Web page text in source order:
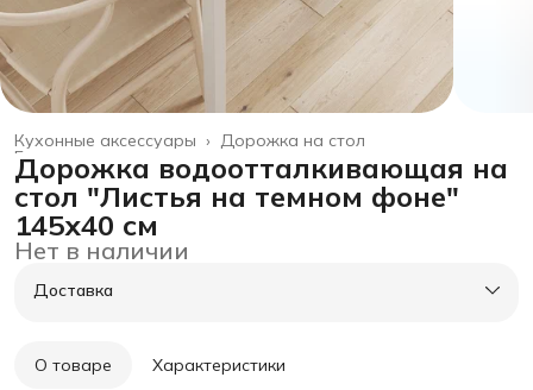
Дорожка на стол
Кухонные аксессуары ›
Главная
Дорожка водоотталкивающая на
стол "Листья на темном фоне"
145х40 см
Нет в наличии
Доставка
О товаре Характеристики